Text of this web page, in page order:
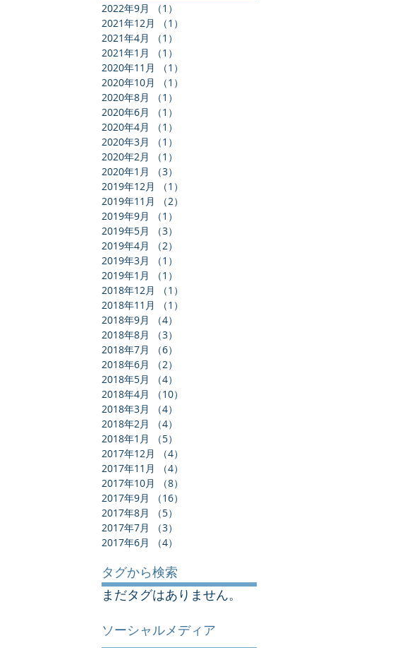
2022年9月 （1）
2021年12月
（1）
2021年4月
（1）
2021年1月
（1）
2020年11月
（1）
2020年10月
（1）
2020年8月
（1）
2020年6月
（1）
2020年4月
（1）
2020年3月
（1）
2020年2月
（1）
2020年1月
（3）
2019年12月
（1）
2019年11月
（2）
2019年9月
（1）
2019年5月
（3）
2019年4月
（2）
2019年3月
（1）
2019年1月
（1）
2018年12月
（1）
2018年11月
（1）
2018年9月
（4）
2018年8月
（3）
2018年7月
（6）
2018年6月
（2）
2018年5月
（4）
2018年4月
（10）
2018年3月
（4）
2018年2月
（4）
2018年1月
（5）
2017年12月
（4）
2017年11月
（4）
2017年10月
（8）
2017年9月
（16）
2017年8月
（5）
2017年7月
（3）
2017年6月
（4）
タグから検索
まだタグはありません。
ソーシャルメディア